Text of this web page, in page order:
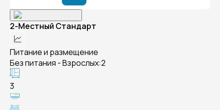
2-Местный Стандарт
Питание и размещение
Без питания - Взрослых:2
3